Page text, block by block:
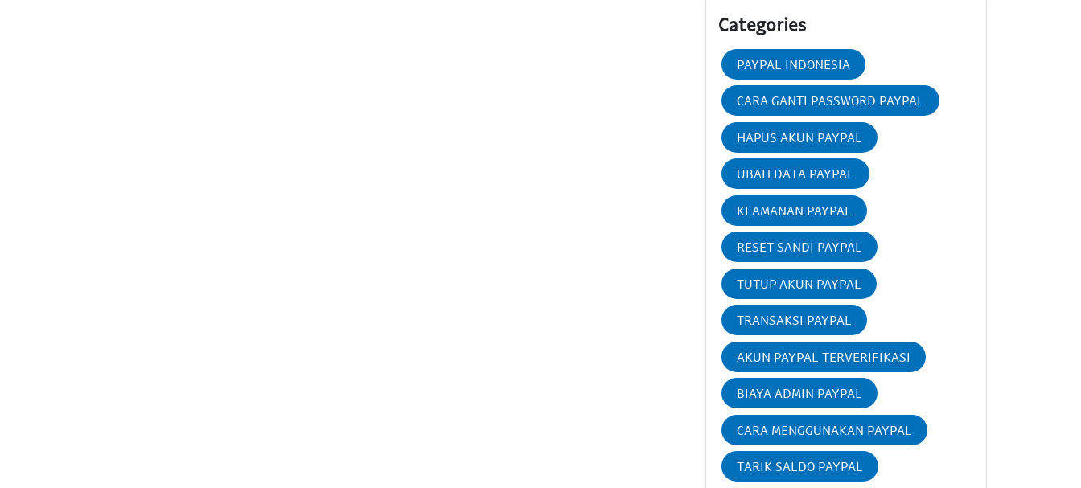
Categories
PAYPAL INDONESIA
CARA GANTI PASSWORD PAYPAL
HAPUS AKUN PAYPAL
UBAH DATA PAYPAL
KEAMANAN PAYPAL
RESET SANDI PAYPAL
TUTUP AKUN PAYPAL
TRANSAKSI PAYPAL
AKUN PAYPAL TERVERIFIKASI
BIAYA ADMIN PAYPAL
CARA MENGGUNAKAN PAYPAL
TARIK SALDO PAYPAL